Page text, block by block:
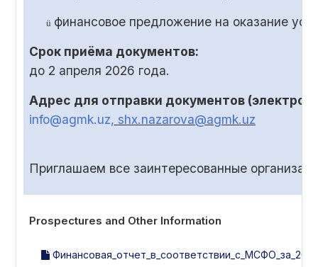
ü финансовое предложение на оказание
Срок приёма документов:
до 2 апреля 2026 года.
Адрес для отправки документов
info@agmk.uz, shx.nazarova@agmk.uz
Приглашаем все заинтересованные
Prospectures and Other Information